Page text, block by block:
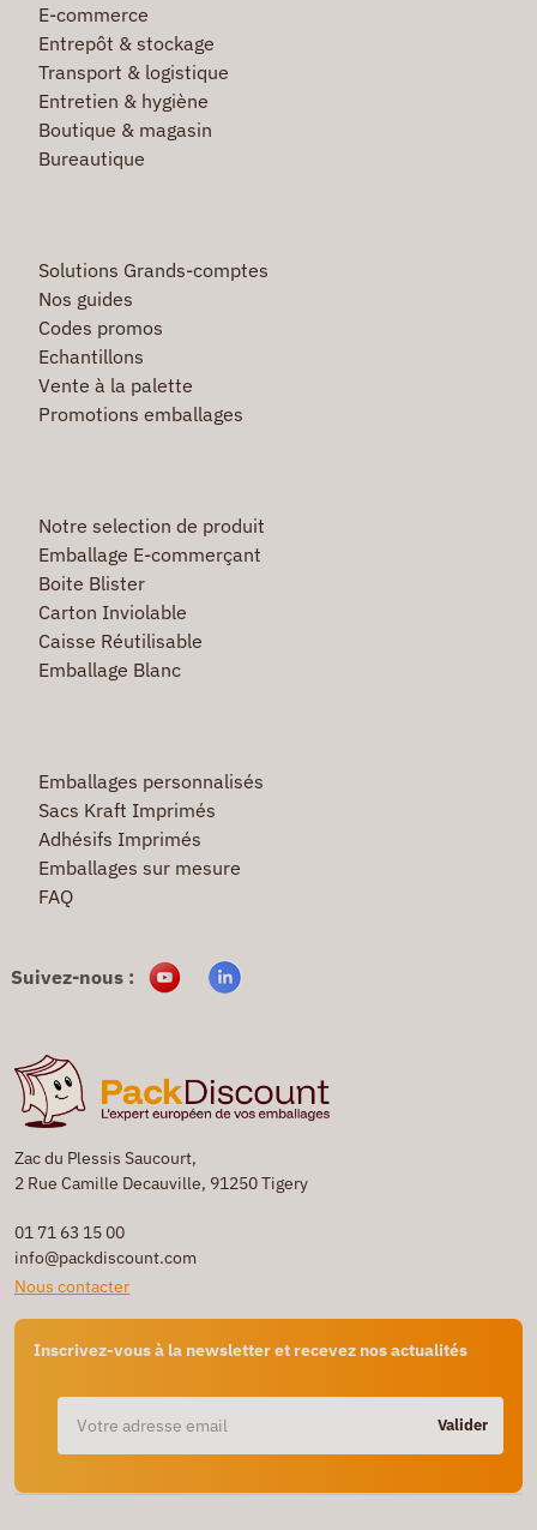
Zac du Plessis Saucourt,
2 Rue Camille Decauville, 91250 Tigery
01 71 63 15 00
info@packdiscount.com
Nous contacter
Inscrivez-vous à la newsletter et recevez nos actualités
Valider
E-commerce
Entrepôt & stockage
Transport & logistique
Entretien & hygiène
Boutique & magasin
Bureautique
Solutions Grands-comptes
Nos guides
Codes promos
Echantillons
Vente à la palette
Promotions emballages
Notre selection de produit
Emballage E-commerçant
Boite Blister
Carton Inviolable
Caisse Réutilisable
Emballage Blanc
Emballages personnalisés
Sacs Kraft Imprimés
Adhésifs Imprimés
Emballages sur mesure
FAQ
Suivez-nous :